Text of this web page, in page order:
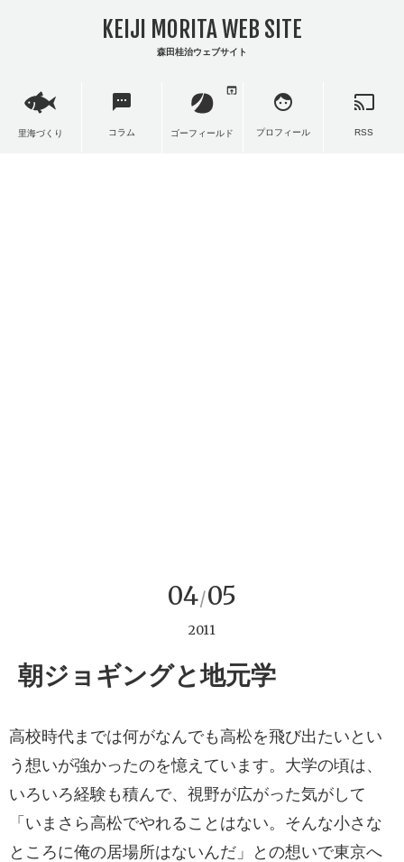
KEIJI MORITA WEB SITE
森田桂治ウェブサイト
里海づくり
sms
コラム ゴーフィールド
open_in_browser
face
プロフィール
cast
RSS
04/05
2011
朝ジョギングと地元学
高校時代までは何がなんでも高松を飛び出たいとい
う想いが強かったのを憶えています。大学の頃は、
いろいろ経験も積んで、視野が広がった気がして
「いまさら高松でやれることはない。そんな小さな
ところに俺の居場所はないんだ」との想いで東京へ